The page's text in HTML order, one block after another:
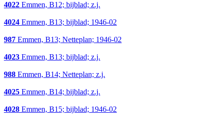
4022 Emmen, B12; bijblad; z.j.
4024 Emmen, B13; bijblad; 1946-02
987 Emmen, B13; Netteplan; 1946-02
4023 Emmen, B13; bijblad; z.j.
988 Emmen, B14; Netteplan; z.j.
4025 Emmen, B14; bijblad; z.j.
4028 Emmen, B15; bijblad; 1946-02